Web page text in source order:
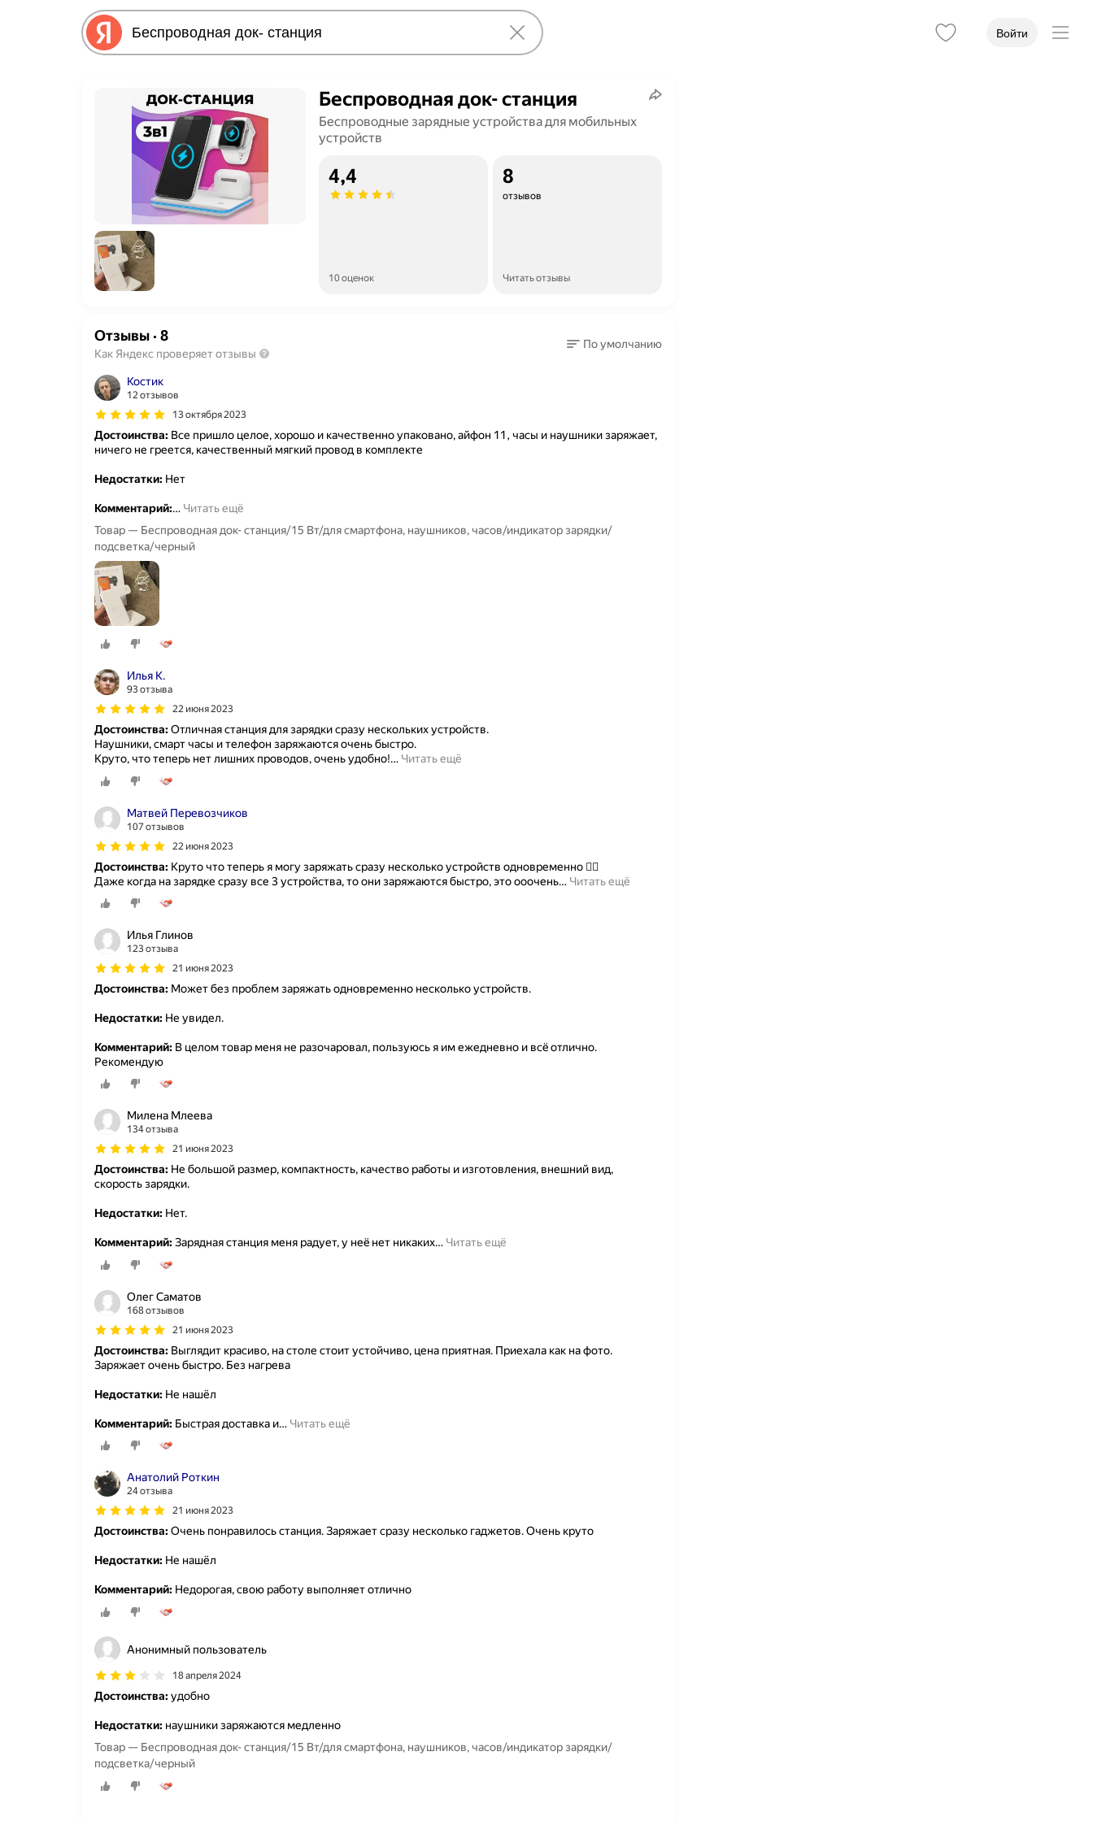
Войти
Беспроводная док- станция
Беспроводные зарядные устройства для мобильных
устройств
4,4
10 оценок
8
отзывов
Читать отзывы
Отзывы· 8
Как Яндекс проверяет отзывы
По умолчанию
Костик
12 отзывов
13 октября 2023
Достоинства: Все пришло целое, хорошо и качественно упаковано, айфон 11, часы и наушники заряжает,
ничего не греется, качественный мягкий провод в комплекте
Недостатки: Нет
Комментарий:… Читать ещё
Товар — Беспроводная док- станция/15 Вт/для смартфона, наушников, часов/индикатор зарядки/
подсветка/черный
Илья К.
93 отзыва
22 июня 2023
Достоинства:Отличная станция для зарядки сразу нескольких устройств.
Наушники, смарт часы и телефон заряжаются очень быстро.
Круто, что теперь нет лишних проводов, очень удобно!… Читать ещё
Матвей Перевозчиков
107 отзывов
22 июня 2023
Достоинства: Круто что теперь я могу заряжать сразу несколько устройств одновременно 👍🏼
Даже когда на зарядке сразу все 3 устройства, то они заряжаются быстро, это ооочень… Читать ещё
Илья Глинов
123 отзыва
21 июня 2023
Достоинства: Может без проблем заряжать одновременно несколько устройств.
Недостатки: Не увидел.
Комментарий: В целом товар меня не разочаровал, пользуюсь я им ежедневно и всë отлично.
Рекомендую
Милена Млеева
134 отзыва
21 июня 2023
Достоинства: Не большой размер, компактность, качество работы и изготовления, внешний вид,
скорость зарядки.
Недостатки: Нет.
Комментарий:Зарядная станция меня радует, у неë нет никаких… Читать ещё
Олег Саматов
168 отзывов
21 июня 2023
Достоинства: Выглядит красиво, на столе стоит устойчиво, цена приятная. Приехала как на фото.
Заряжает очень быстро. Без нагрева
Недостатки: Не нашёл
Комментарий: Быстрая доставка и… Читать ещё
Анатолий Роткин
24 отзыва
21 июня 2023
Достоинства:Очень понравилось станция. Заряжает сразу несколько гаджетов. Очень круто
Недостатки: Не нашёл
Комментарий: Недорогая, свою работу выполняет отлично
Анонимный пользователь
18 апреля 2024
Достоинства:удобно
Недостатки: наушники заряжаются медленно
Товар — Беспроводная док- станция/15 Вт/для смартфона, наушников, часов/индикатор зарядки/
подсветка/черный